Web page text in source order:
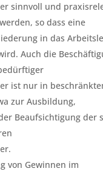
sinnvoll und
so dass eine
in das
Auch die
ist nur in
zur Ausbildung,
Beaufsichtigung der
von Gewinnen im